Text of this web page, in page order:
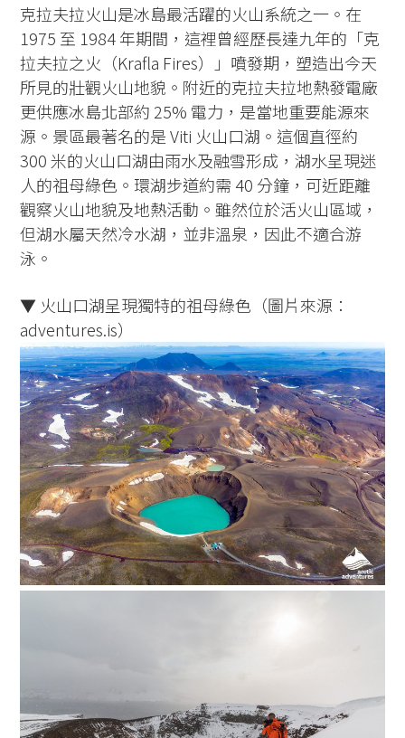
克拉夫拉火山是冰島最活躍的火山系統之一。在
1975 至 1984 年期間，這裡曾經歷長達九年的「克
拉夫拉之火（Krafla Fires）」噴發期，塑造出今天
所見的壯觀火山地貌。附近的克拉夫拉地熱發電廠
更供應冰島北部約 25% 電力，是當地重要能源來
源。景區最著名的是 Viti 火山口湖。這個直徑約
300 米的火山口湖由雨水及融雪形成，湖水呈現迷
人的祖母綠色。環湖步道約需 40 分鐘，可近距離
觀察火山地貌及地熱活動。雖然位於活火山區域，
但湖水屬天然冷水湖，並非溫泉，因此不適合游
泳。
▼ 火山口湖呈現獨特的祖母綠色（圖片來源：
adventures.is）